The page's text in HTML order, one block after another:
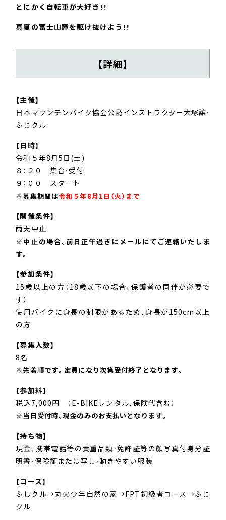
とにかく自転車が大好き！！
真夏の富士山麓を駆け抜けよう！！
【詳細】
【主催】
日本マウンテンバイク協会公認インストラクター大塚譲・
ふじクル
【日時】
令和５年8月5日(土)
８：２０ 集合・受付
９：００ スタート
※募集期間は令和５年8月1日（火）まで
【開催条件】
雨天中止
※中止の場合、前日正午過ぎにメールにてご連絡いたしま
す。
【参加条件】
15歳以上の方（18歳以下の場合、保護者の同伴が必要で
す）
使用バイクに身長の制限があるため、身長が150cm以上
の方
【募集人数】
8名
※先着順です。定員になり次第受付終了となります。
【参加料】
税込7,000円 （E-BIKEレンタル、保険代含む）
※当日受付時、現金のみのお支払いとなります。
【持ち物】
現金、携帯電話等の貴重品類・免許証等の顔写真付身分証
明書・保険証または写し・動きやすい服装
【コース】
ふじクル→丸火少年自然の家→FPT初級者コース→ふじ
クル